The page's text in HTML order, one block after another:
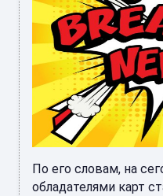
По его словам, на
обладателями карт